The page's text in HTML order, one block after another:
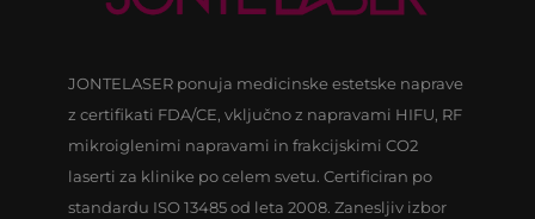
JONTELASER ponuja medicinske estetske naprave
z certifikati FDA/CE, vključno z napravami HIFU, RF
mikroiglenimi napravami in frakcijskimi CO2
laserti za klinike po celem svetu. Certificiran po
standardu ISO 13485 od leta 2008. Zanesljiv izbor